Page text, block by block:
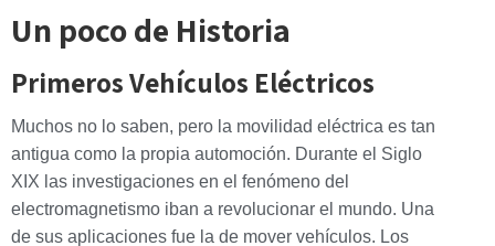
Un poco de Historia
Primeros Vehículos Eléctricos
Muchos no lo saben, pero la movilidad eléctrica es tan
antigua como la propia automoción. Durante el Siglo
XIX las investigaciones en el fenómeno del
electromagnetismo iban a revolucionar el mundo. Una
de sus aplicaciones fue la de mover vehículos. Los